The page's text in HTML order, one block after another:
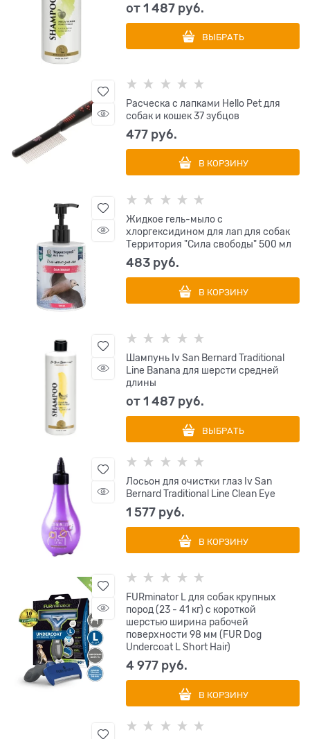
от1 487 руб.
ВЫБРАТЬ
Расческа с лапками Hello Pet для
собак и кошек 37 зубцов
477 руб.
В КОРЗИНУ
Жидкое гель-мыло с
хлоргексидином для лап для собак
Территория "Сила свободы" 500 мл
483 руб.
В КОРЗИНУ
Шампунь Iv San Bernard Traditional
Line Banana для шерсти средней
длины
от1 487 руб.
ВЫБРАТЬ
Лосьон для очистки глаз Iv San
Bernard Traditional Line Clean Eye
1 577 руб.
В КОРЗИНУ
FURminator L для собак крупных
пород (23 - 41 кг) с короткой
шерстью ширина рабочей
поверхности 98 мм (FUR Dog
Undercoat L Short Hair)
4 977 руб.
В КОРЗИНУ